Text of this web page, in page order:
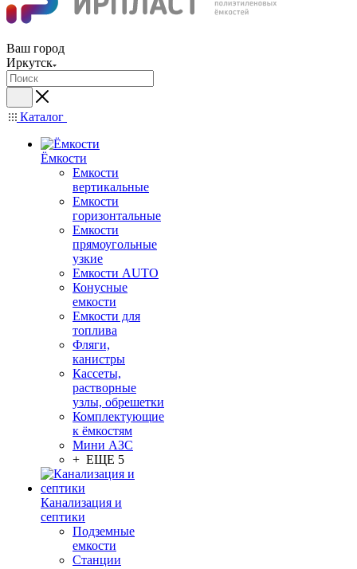
Ваш город
Иркутск
Каталог
Ёмкости
Емкости
вертикальные
Емкости
горизонтальные
Емкости
прямоугольные
узкие
Емкости АUТО
Конусные
емкости
Емкости для
топлива
Фляги,
канистры
Кассеты,
растворные
узлы, обрешетки
Комплектующие
к ёмкостям
Мини АЗС
+ ЕЩЕ 5
Канализация и
септики
Подземные
емкости
Станции